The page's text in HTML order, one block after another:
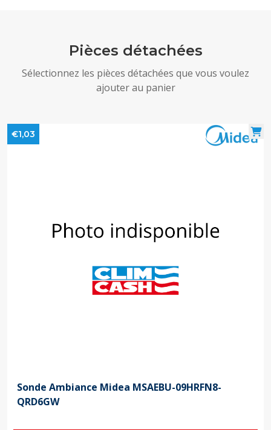
Pièces détachées
Sélectionnez les pièces détachées que vous voulez
ajouter au panier
€1,03
Sonde Ambiance Midea MSAEBU-09HRFN8-
QRD6GW